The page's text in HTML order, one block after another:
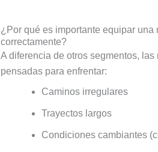
¿Por qué es importante equipar una
correctamente?
A diferencia de otros segmentos, las
pensadas para enfrentar:
Caminos irregulares
Trayectos largos
Condiciones cambiantes